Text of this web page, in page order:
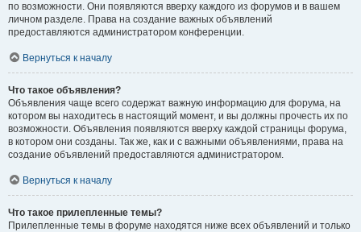
по возможности. Они появляются вверху каждого из форумов и в вашем
личном разделе. Права на создание важных объявлений
предоставляются администратором конференции.
Вернуться к началу
Что такое объявления?
Объявления чаще всего содержат важную информацию для форума, на
котором вы находитесь в настоящий момент, и вы должны прочесть их по
возможности. Объявления появляются вверху каждой страницы форума,
в котором они созданы. Так же, как и с важными объявлениями, права на
создание объявлений предоставляются администратором.
Вернуться к началу
Что такое прилепленные темы?
Прилепленные темы в форуме находятся ниже всех объявлений и только